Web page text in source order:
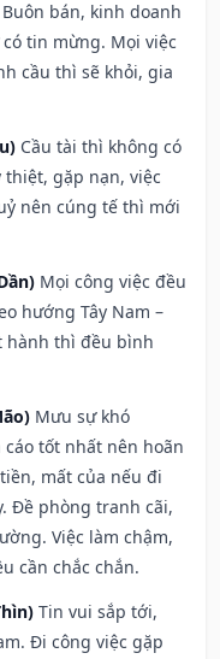
bán, kinh doanh
tin mừng. Mọi việc
cầu thì sẽ khỏi, gia
Cầu tài thì không có
gặp nạn, việc
nên cúng tế thì mới
Mọi công việc đều
hướng Tây Nam –
hành thì đều bình
Mưu sự khó
tốt nhất nên hoãn
mất của nếu đi
Đề phòng tranh cãi,
Việc làm chậm,
cần chắc chắn.
Tin vui sắp tới,
Đi công việc gặp